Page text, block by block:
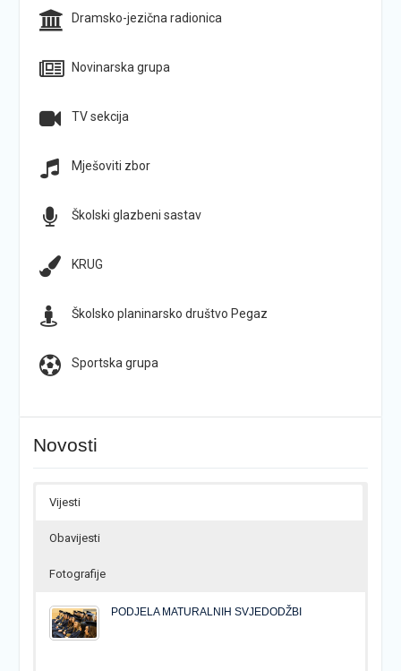
Dramsko-jezična radionica
Novinarska grupa
TV sekcija
Mješoviti zbor
Školski glazbeni sastav
KRUG
Školsko planinarsko društvo Pegaz
Sportska grupa
Novosti
Vijesti
Obavijesti
Fotografije
PODJELA MATURALNIH SVJEDODŽBI